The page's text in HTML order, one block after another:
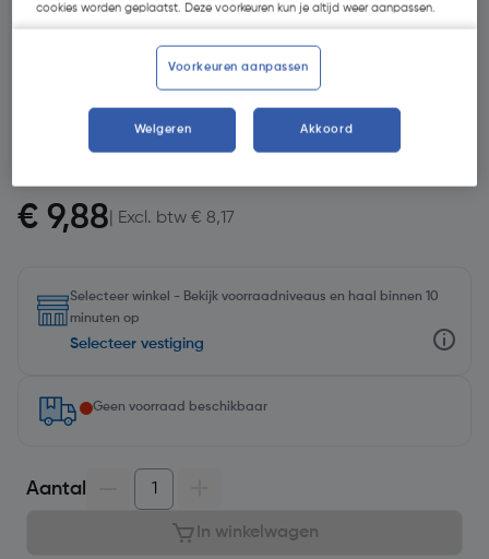
- 13 %
€ 9,88 | Excl. btw € 8,17
Selecteer winkel - Bekijk voorraadniveaus en haal binnen 10
minuten op
Selecteer vestiging
Geen voorraad beschikbaar
Aantal
In winkelwagen
cookies worden geplaatst. Deze voorkeuren kun je altijd weer aanpassen.
Voorkeuren aanpassen
Weigeren Akkoord